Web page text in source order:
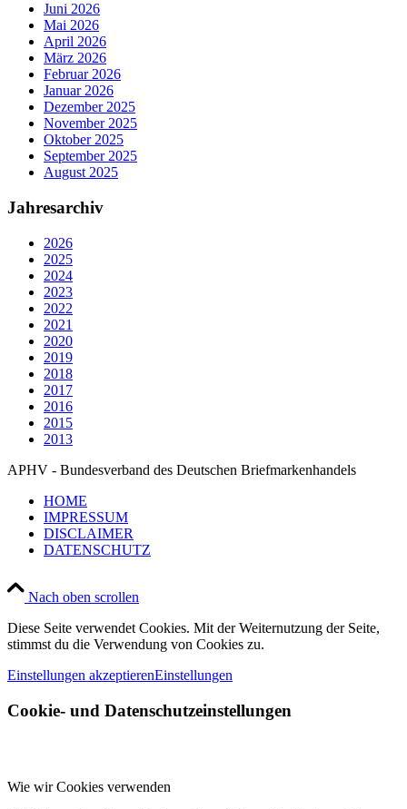
Juni 2026
Mai 2026
April 2026
März 2026
Februar 2026
Januar 2026
Dezember 2025
November 2025
Oktober 2025
September 2025
August 2025
Jahresarchiv
2026
2025
2024
2023
2022
2021
2020
2019
2018
2017
2016
2015
2013
APHV - Bundesverband des Deutschen Briefmarkenhandels
HOME
IMPRESSUM
DISCLAIMER
DATENSCHUTZ
Nach oben scrollen
Diese Seite verwendet Cookies. Mit der Weiternutzung der Seite,
stimmst du die Verwendung von Cookies zu.
Einstellungen akzeptierenEinstellungen
Cookie- und Datenschutzeinstellungen
Wie wir Cookies verwenden